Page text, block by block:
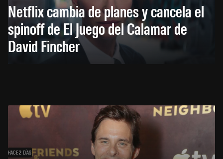
Netflix cambia de planes y cancela el
spinoff de El Juego del Calamar de
David Fincher
HACE 2 DÍAS